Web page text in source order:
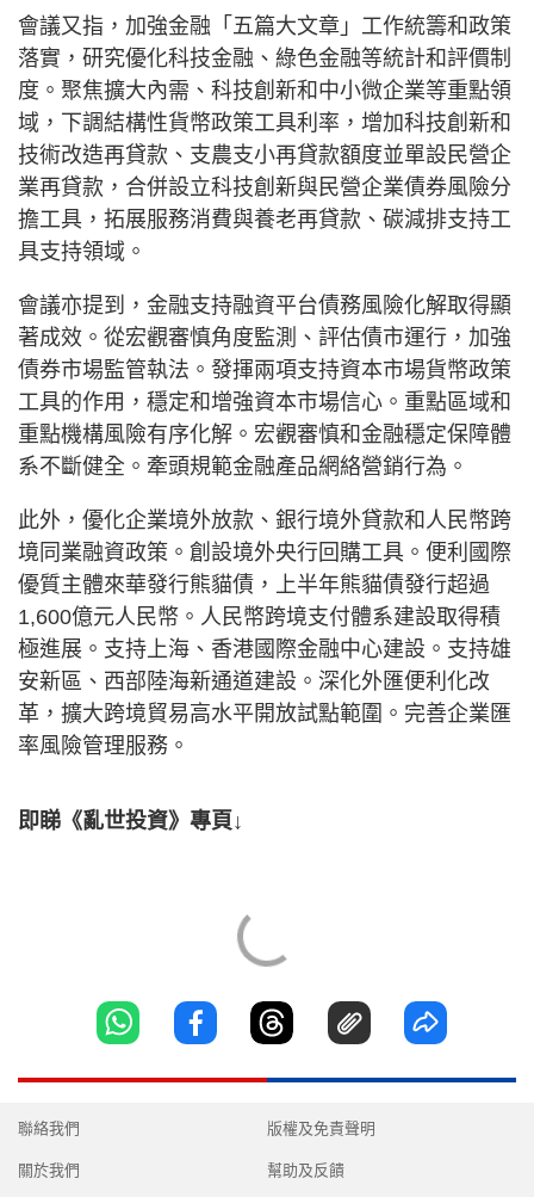
會議又指，加強金融「五篇大文章」工作統籌和政策
落實，研究優化科技金融、綠色金融等統計和評價制
度。聚焦擴大內需、科技創新和中小微企業等重點領
域，下調結構性貨幣政策工具利率，增加科技創新和
技術改造再貸款、支農支小再貸款額度並單設民營企
業再貸款，合併設立科技創新與民營企業債券風險分
擔工具，拓展服務消費與養老再貸款、碳減排支持工
具支持領域。
會議亦提到，金融支持融資平台債務風險化解取得顯
著成效。從宏觀審慎角度監測、評估債市運行，加強
債券市場監管執法。發揮兩項支持資本市場貨幣政策
工具的作用，穩定和增強資本市場信心。重點區域和
重點機構風險有序化解。宏觀審慎和金融穩定保障體
系不斷健全。牽頭規範金融產品網絡營銷行為。
此外，優化企業境外放款、銀行境外貸款和人民幣跨
境同業融資政策。創設境外央行回購工具。便利國際
優質主體來華發行熊貓債，上半年熊貓債發行超過
1,600億元人民幣。人民幣跨境支付體系建設取得積
極進展。支持上海、香港國際金融中心建設。支持雄
安新區、西部陸海新通道建設。深化外匯便利化改
革，擴大跨境貿易高水平開放試點範圍。完善企業匯
率風險管理服務。
即睇《亂世投資》專頁↓
聯絡我們
關於我們
版權及免責聲明
幫助及反饋